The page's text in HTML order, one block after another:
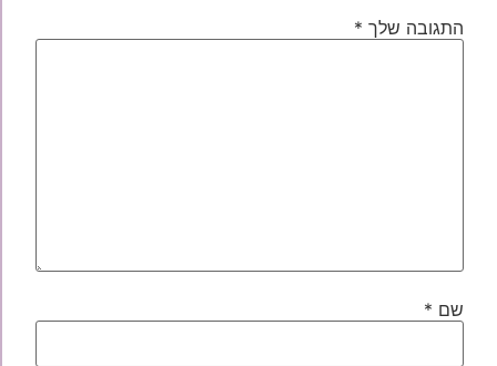
התגובה שלך *
שם *